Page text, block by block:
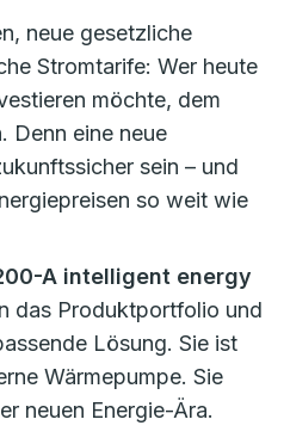
neue gesetzliche
Stromtarife: Wer heute
möchte, dem
Denn eine neue
sein – und
so weit wie
A intelligent energy
das Produktportfolio und
Lösung. Sie ist
Wärmepumpe. Sie
neuen Energie-Ära.